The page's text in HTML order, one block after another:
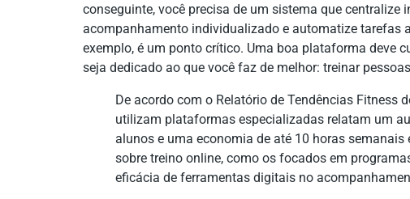
conseguinte, você precisa de um sistema que centralize
acompanhamento individualizado e automatize tarefas
exemplo, é um ponto crítico. Uma boa plataforma deve
seja dedicado ao que você faz de melhor: treinar
De acordo com o Relatório de Tendências Fitness
utilizam plataformas especializadas relatam um
alunos e uma economia de até 10 horas
sobre treino online, como os focados em
eficácia de ferramentas digitais no